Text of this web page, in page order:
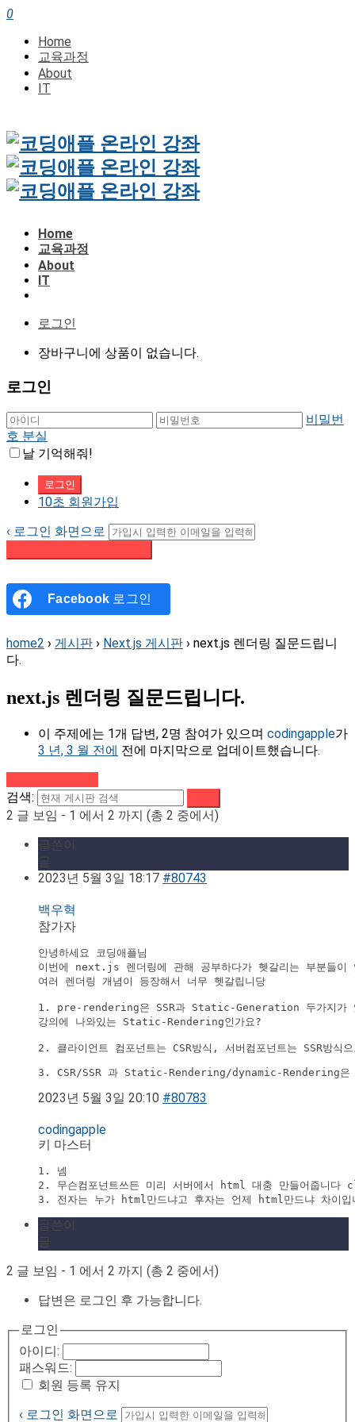
0
Home
교육과정
About
IT
Home
교육과정
About
IT
로그인
장바구니에 상품이 없습니다.
로그인
비밀번
호 분실
날 기억해줘!
10초 회원가입
‹ 로그인 화면으로
Facebook 로그인
home2 › 게시판 › Next.js 게시판 › next.js 렌더링 질문드립니
다.
next.js 렌더링 질문드립니다.
이 주제에는 1개 답변, 2명 참여가 있으며 codingapple가
3 년, 3 월 전에 전에 마지막으로 업데이트했습니다.
검색:
2 글 보임 - 1 에서 2 까지 (총 2 중에서)
2023년 5월 3일 18:17 #80743
백우혁
참가자
안녕하세요 코딩애플님
이번에 next.js 렌더링에 관해 공부하다가 헷갈리는 부분들이
여러 렌더링 개념이 등장해서 너무 헷갈립니당
1. pre-rendering은 SSR과 Static-Generation 두가지가
강의에 나와있는 Static-Rendering인가요?
2. 클라이언트 컴포넌트는 CSR방식, 서버컴포넌트는 SSR방식
3. CSR/SSR 과 Static-Rendering/dynamic-Rendering은
2023년 5월 3일 20:10 #80783
codingapple
키 마스터
1. 넴
2. 무슨컴포넌트쓰든 미리 서버에서 html 대충 만들어줍니
3. 전자는 누가 html만드냐고 후자는 언제 html만드냐 차이입
2 글 보임 - 1 에서 2 까지 (총 2 중에서)
답변은 로그인 후 가능합니다.
로그인
아이디:
패스워드:
회원 등록 유지
‹ 로그인 화면으로